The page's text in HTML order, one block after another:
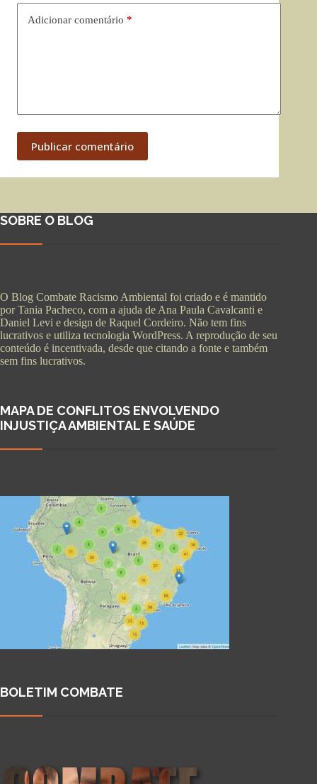
Adicionar comentário *
Publicar comentário
SOBRE O BLOG
O Blog Combate Racismo Ambiental foi criado e é mantido
por Tania Pacheco, com a ajuda de Ana Paula Cavalcanti e
Daniel Levi e design de Raquel Cordeiro. Não tem fins
lucrativos e utiliza tecnologia WordPress. A reprodução de seu
conteúdo é incentivada, desde que citando a fonte e também
sem fins lucrativos.
MAPA DE CONFLITOS ENVOLVENDO
INJUSTIÇA AMBIENTAL E SAÚDE
BOLETIM COMBATE